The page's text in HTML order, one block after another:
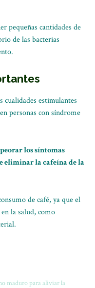
pequeñas cantidades de
de las bacterias
cualidades estimulantes
personas con síndrome
los síntomas
eliminar la cafeína de la
de café, ya que el
la salud, como
maduro para aliviar la